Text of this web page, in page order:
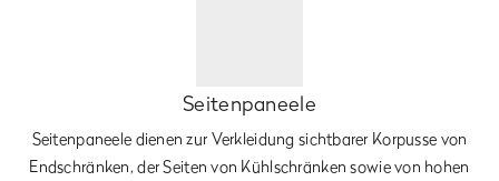
Seitenpaneele
Seitenpaneele dienen zur Verkleidung sichtbarer Korpusse von
Endschränken, der Seiten von Kühlschränken sowie von hohen